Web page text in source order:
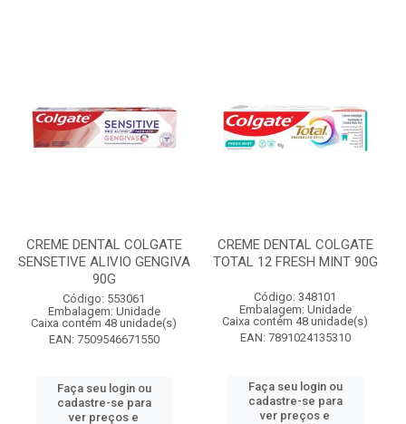
CREME DENTAL COLGATE
SENSETIVE ALIVIO GENGIVA
90G
Código: 553061
Embalagem: Unidade
Caixa contém 48 unidade(s)
EAN: 7509546671550
Faça seu login ou
cadastre-se para
ver preços e
CREME DENTAL COLGATE
TOTAL 12 FRESH MINT 90G
Código: 348101
Embalagem: Unidade
Caixa contém 48 unidade(s)
EAN: 7891024135310
Faça seu login ou
cadastre-se para
ver preços e